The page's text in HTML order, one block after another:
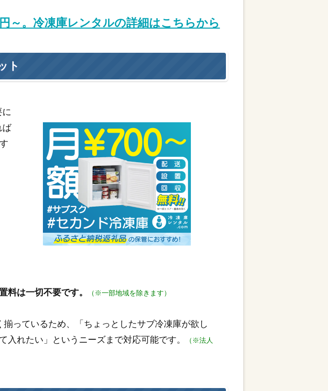
～。冷凍庫レンタルの詳細はこちらから
ト
ば
料は一切不要です。 （※一部地域を除きます）
揃っているため、「ちょっとしたサブ冷凍庫が欲し
れたい」というニーズまで対応可能です。
（※法人